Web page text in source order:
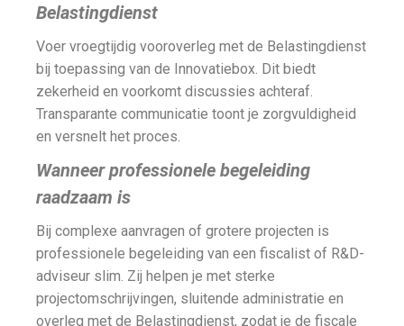
Belastingdienst
Voer vroegtijdig vooroverleg met de Belastingdienst
bij toepassing van de Innovatiebox. Dit biedt
zekerheid en voorkomt discussies achteraf.
Transparante communicatie toont je zorgvuldigheid
en versnelt het proces.
Wanneer professionele begeleiding
raadzaam is
Bij complexe aanvragen of grotere projecten is
professionele begeleiding van een fiscalist of R&D-
adviseur slim. Zij helpen je met sterke
projectomschrijvingen, sluitende administratie en
overleg met de Belastingdienst, zodat je de fiscale